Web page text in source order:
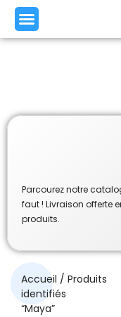
Parcourez notre
faut ! Livraison offerte
produits.
Accueil / Produits
identifiés
“Maya”